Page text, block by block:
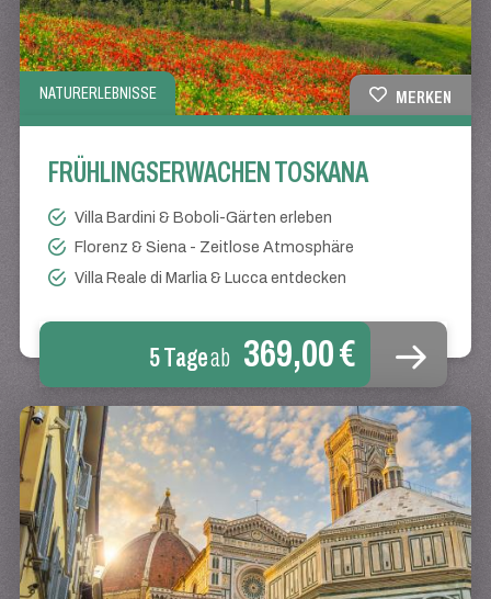
NATURERLEBNISSE MERKEN
FRÜHLINGSERWACHEN TOSKANA
Villa Bardini & Boboli-Gärten erleben
Florenz & Siena - Zeitlose Atmosphäre
Villa Reale di Marlia & Lucca entdecken
5 Tageab 369,00 €